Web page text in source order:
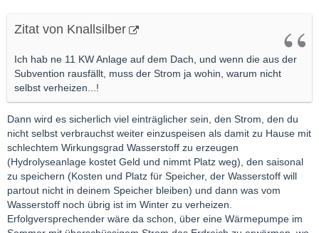
Zitat von Knallsilber
Ich hab ne 11 KW Anlage auf dem Dach, und wenn die aus der
Subvention rausfällt, muss der Strom ja wohin, warum nicht
selbst verheizen...!
Dann wird es sicherlich viel einträglicher sein, den Strom, den du
nicht selbst verbrauchst weiter einzuspeisen als damit zu Hause mit
schlechtem Wirkungsgrad Wasserstoff zu erzeugen
(Hydrolyseanlage kostet Geld und nimmt Platz weg), den saisonal
zu speichern (Kosten und Platz für Speicher, der Wasserstoff will
partout nicht in deinem Speicher bleiben) und dann was vom
Wasserstoff noch übrig ist im Winter zu verheizen.
Erfolgversprechender wäre da schon, über eine Wärmepumpe im